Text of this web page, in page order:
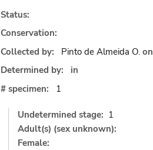
Status:
Conservation:
Collected by:
Pinto de Almeida O. on
Determined by:
in
# specimen:
1
Undetermined stage: 1
Adult(s) (sex unknown):
Female: